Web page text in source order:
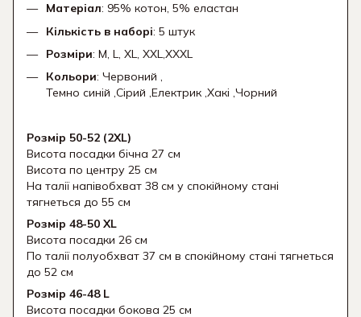
Матеріал: 95% котон, 5% еластан
Кількість в наборі: 5 штук
Розміри: M, L, XL, XXL,XXXL
Кольори: Червоний ,
Темно синій ,Сірий ,Електрик ,Хакі ,Чорний
Розмір 50-52 (2XL)
Висота посадки бічна 27 см
Висота по центру 25 см
На талії напівобхват 38 см у спокійному стані
тягнеться до 55 см
Розмір 48-50 XL
Висота посадки 26 см
По талії полуобхват 37 см в спокійному стані тягнеться
до 52 см
Розмір 46-48 L
Висота посадки бокова 25 см